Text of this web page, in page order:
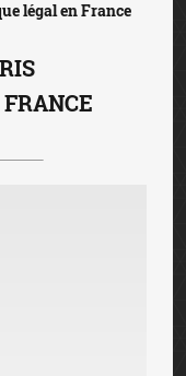
légal en France